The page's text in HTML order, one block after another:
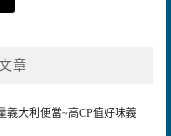
章
義大利便當~高CP值好味義